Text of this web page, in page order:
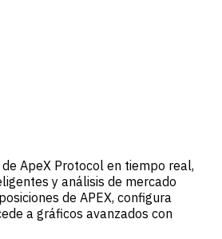
ApeX Protocol en tiempo real,
y análisis de mercado
de APEX, configura
a gráficos avanzados con